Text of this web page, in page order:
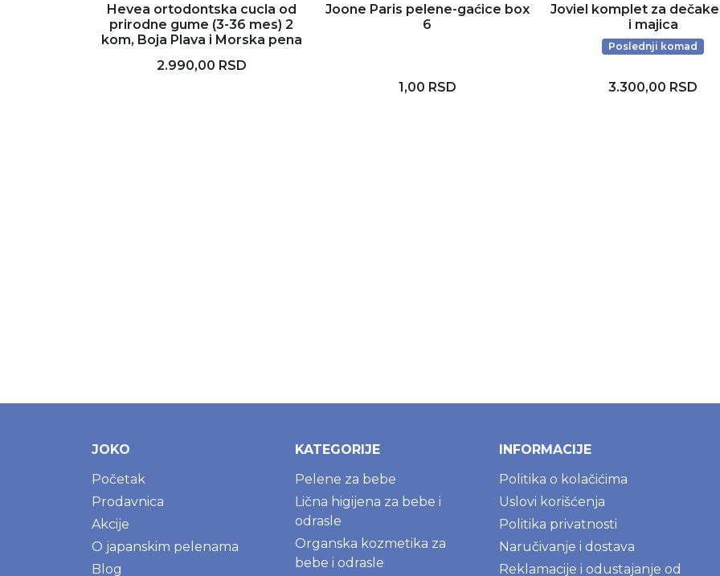
Hevea ortodontska cucla od
prirodne gume (3-36 mes) 2
kom, Boja Plava i Morska pena
2.990,00 RSD
Joone Paris pelene-gaćice box
6
1,00 RSD
Joviel komplet za
i majica
Poslednji komad
3.300,00 RSD
JOKO
Početak
Prodavnica
Akcije
O japanskim pelenama
Blog
KATEGORIJE
Pelene za bebe
Lična higijena za bebe i
odrasle
Organska kozmetika za
bebe i odrasle
INFORMACIJE
Politika o kolačićima
Uslovi korišćenja
Politika privatnosti
Naručivanje i dostava
Reklamacije i odustajanje od